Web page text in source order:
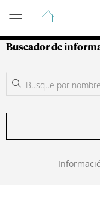
Guía de
Buscador de